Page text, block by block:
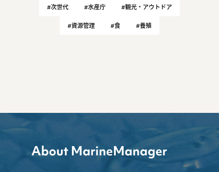
#次世代 #水産庁 #観光・アウトドア
#資源管理 #食 #養殖
About MarineManager